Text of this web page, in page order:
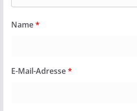
Name*
E-Mail-Adresse*